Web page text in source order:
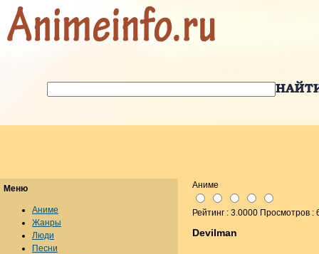
Аниме
Рейтинг : 3.0000 Просмотров :
Devilman
Меню
Аниме
Жанры
Люди
Песни